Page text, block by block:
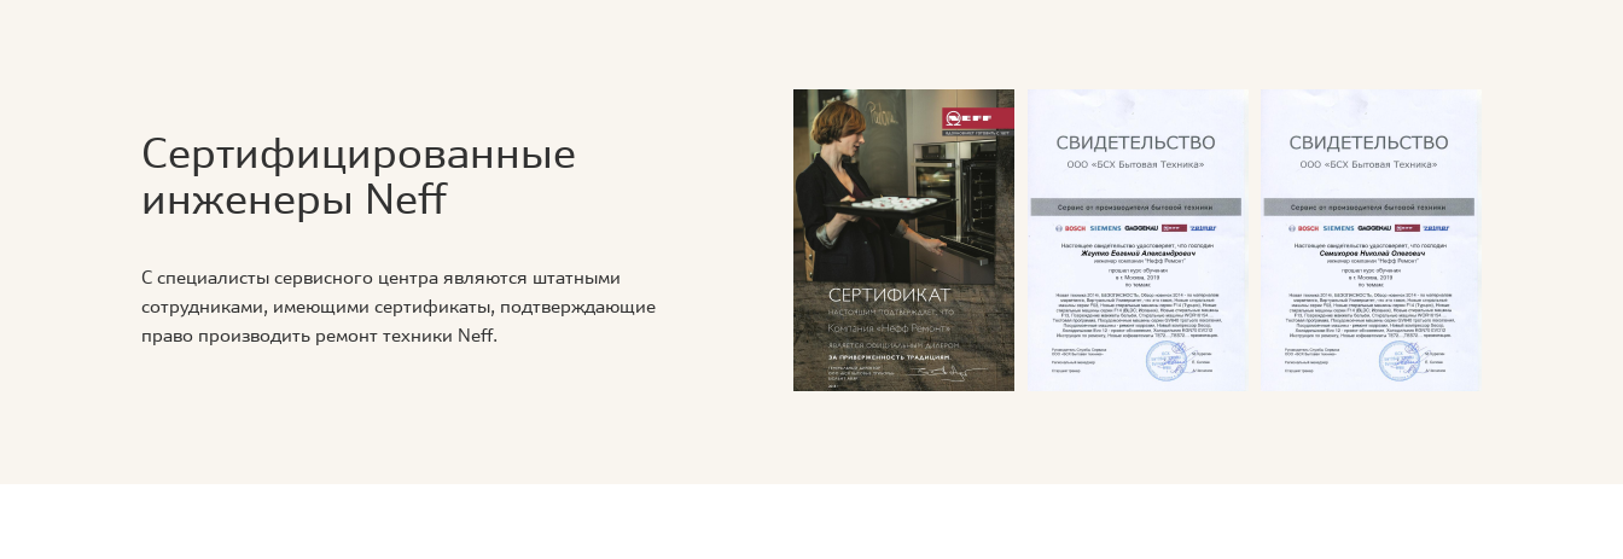
Сертифицированные
инженеры Neff
С специалисты сервисного центра являются штатными
сотрудниками, имеющими сертификаты, подтверждающие
право производить ремонт техники Neff.